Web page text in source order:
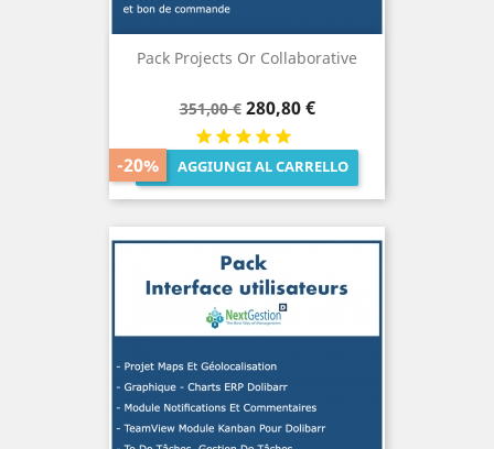
Pack Projects Or Collaborative
Prezzo
base
351,00 € Prezzo
280,80 €
 AGGIUNGI AL CARRELLO
-20%